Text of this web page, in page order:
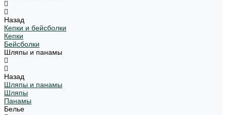
Назад
Кепки и бейсболки
Кепки
Бейсболки
Шляпы и панамы
Назад
Шляпы и панамы
Шляпы
Панамы
Белье